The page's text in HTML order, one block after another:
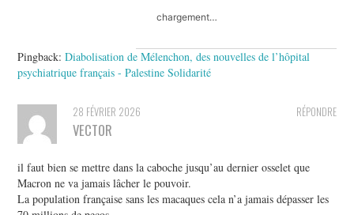
chargement…
Pingback:Diabolisation de Mélenchon, des nouvelles de l’hôpital
psychiatrique français - Palestine Solidarité
RÉPONDRE
28 FÉVRIER 2026
VECTOR
il faut bien se mettre dans la caboche jusqu’au dernier osselet que
Macron ne va jamais lâcher le pouvoir.
La population française sans les macaques cela n’a jamais dépasser les